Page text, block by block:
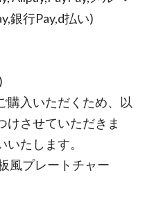
銀行Pay,d払い)
購入いただくため、以
けさせていただきま
たします。
風プレートチャー